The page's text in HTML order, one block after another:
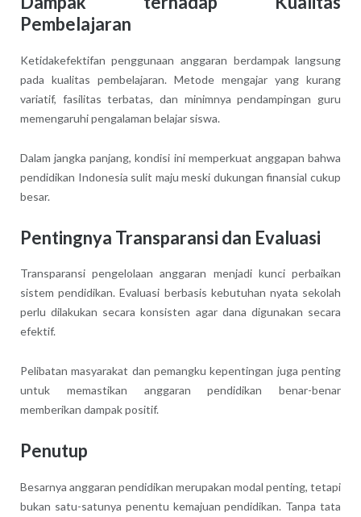
Pembelajaran
Ketidakefektifan penggunaan anggaran berdampak langsung
pada kualitas pembelajaran. Metode mengajar yang kurang
variatif, fasilitas terbatas, dan minimnya pendampingan guru
memengaruhi pengalaman belajar siswa.
Dalam jangka panjang, kondisi ini memperkuat anggapan bahwa
pendidikan Indonesia sulit maju meski dukungan finansial cukup
besar.
Pentingnya Transparansi dan Evaluasi
Transparansi pengelolaan anggaran menjadi kunci perbaikan
sistem pendidikan. Evaluasi berbasis kebutuhan nyata sekolah
perlu dilakukan secara konsisten agar dana digunakan secara
efektif.
Pelibatan masyarakat dan pemangku kepentingan juga penting
untuk memastikan anggaran pendidikan benar-benar
memberikan dampak positif.
Penutup
Besarnya anggaran pendidikan merupakan modal penting, tetapi
bukan satu-satunya penentu kemajuan pendidikan. Tanpa tata